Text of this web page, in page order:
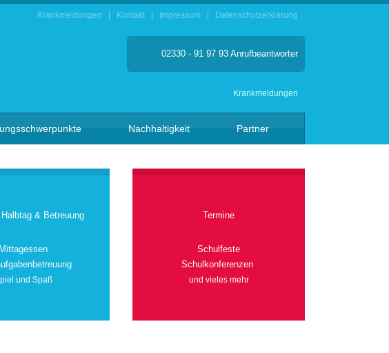
Krankmeldungen Kontakt Impressum Datenschutzerklärung
02330 - 91 97 93 Anrufbeantworter
Krankmeldungen
Nachhaltigkeit Partner
& Betreuung
Mittagessen
und Spaß
Termine
Schulfeste
Schulkonferenzen
und vieles mehr